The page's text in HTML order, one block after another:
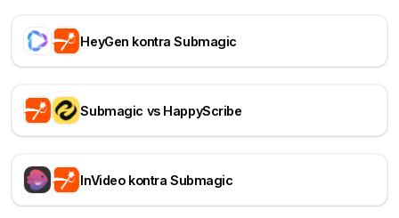
HeyGen kontra Submagic
Submagic vs HappyScribe
InVideo kontra Submagic